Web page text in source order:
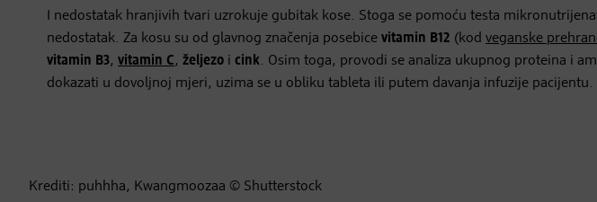
I nedostatak hranjivih tvari uzrokuje gubitak kose. Stoga se pomoću testa
nedostatak. Za kosu su od glavnog značenja posebice vitamin B12 (kod veganske
vitamin B3, vitamin C, željezo i cink. Osim toga, provodi se analiza ukupnog proteina i
dokazati u dovoljnoj mjeri, uzima se u obliku tableta ili putem davanja infuzije pacijentu.
Krediti: puhhha, Kwangmoozaa © Shutterstock